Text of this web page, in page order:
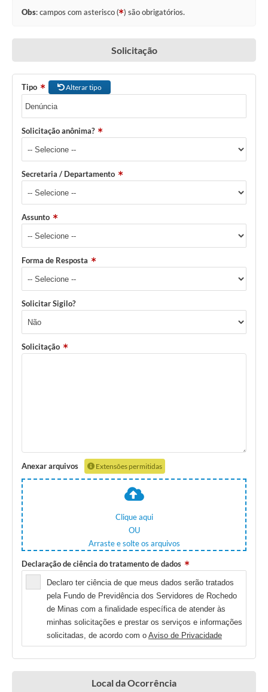
Obs: campos com asterisco ( ) são obrigatórios.
Solicitação
Tipo Alterar tipo
Solicitação anônima?
Secretaria / Departamento
Assunto
Forma de Resposta
Solicitar Sigilo?
Solicitação
Anexar arquivos Extensões permitidas
Clique aqui
OU
Arraste e solte os arquivos
Declaração de ciência do tratamento de dados
Declaro ter ciência de que meus dados serão tratados
pela Fundo de Previdência dos Servidores de Rochedo
de Minas com a finalidade específica de atender às
minhas solicitações e prestar os serviços e informações
solicitadas, de acordo com o Aviso de Privacidade
Local da Ocorrência